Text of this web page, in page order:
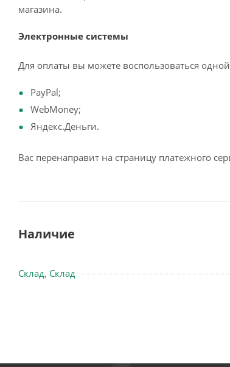
магазина.
Электронные системы
Для оплаты вы можете воспользоваться
PayPal;
WebMoney;
Яндекс.Деньги.
Вас перенаправит на страницу платежного
Наличие
Склад, Склад